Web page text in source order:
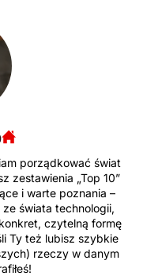
porządkować świat
zestawienia „Top 10”
i warte poznania –
świata technologii,
czytelną formę
Ty też lubisz szybkie
rzeczy w danym